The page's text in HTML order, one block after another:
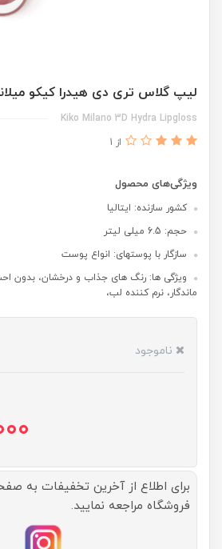
لیپ گلاس تری دی هیدرا کیکو میلانو
Kiko Milano 3D Hydra Lipgloss
از 1
ویژگی‌های محصول
کشور سازنده: ایتالیا
حجم: 6.5 میلی لیتر
سازگار با پوستهای: انواع پوست
ویژگی ها: رنگ های جذاب و درخشان، بدون
ماندگار، نرم کننده لب،
ناموجود
برای اطلاع از آخرین تخفیفات به
فروشگاه مراجعه نمایید.